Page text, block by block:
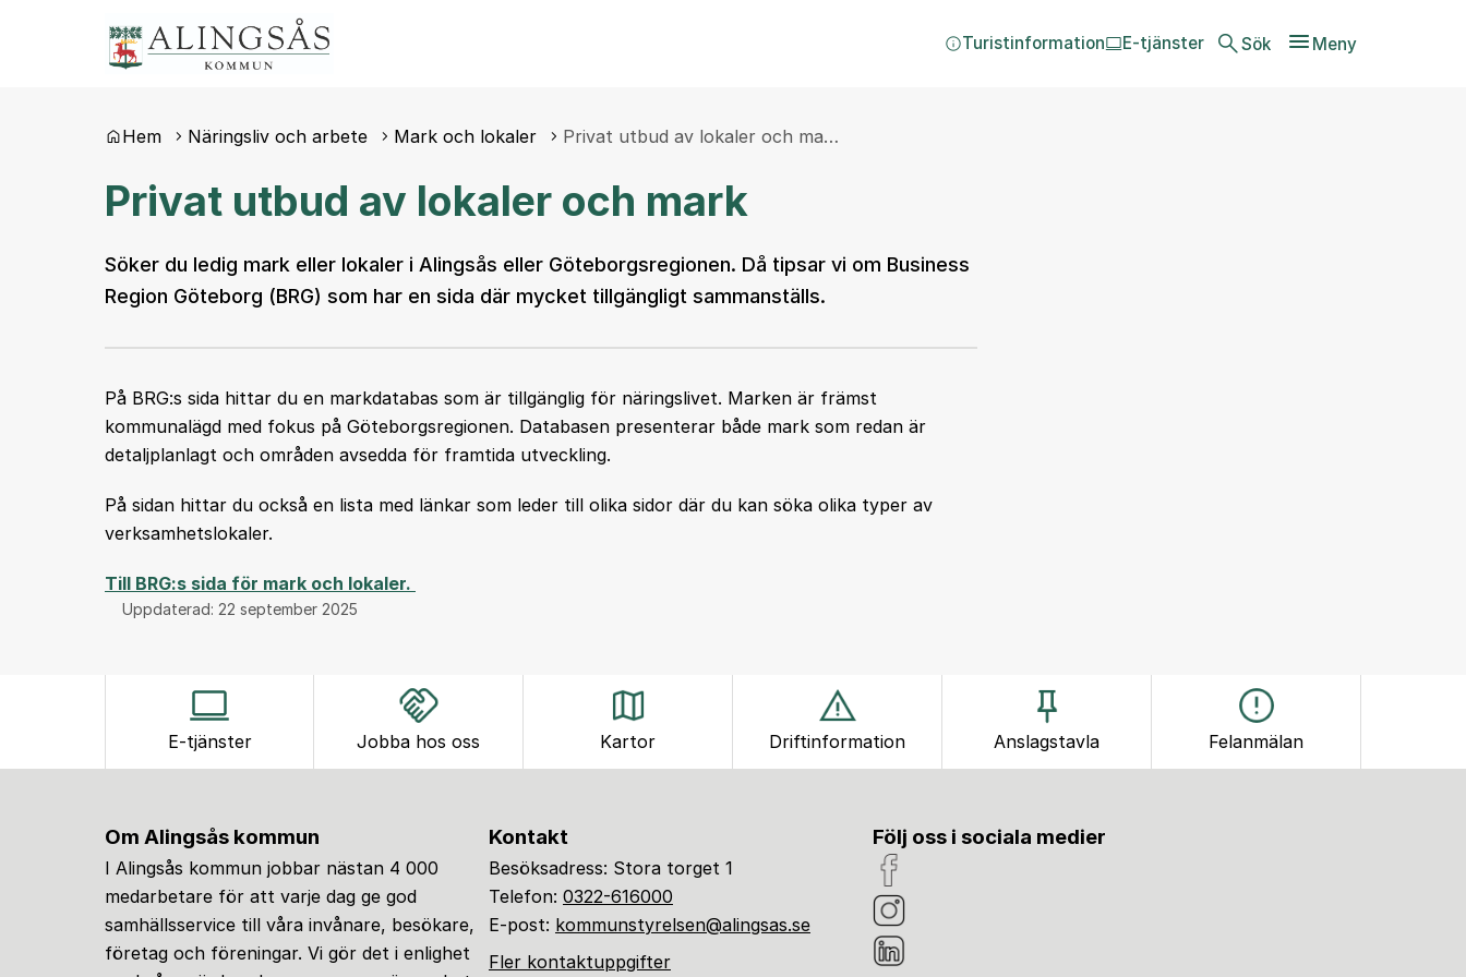
Sök Meny
Turistinformation E-tjänster
Du är här:
Hem Näringsliv och arbete Mark och lokaler Privat utbud av lokaler och ma…
Privat utbud av lokaler och mark
Söker du ledig mark eller lokaler i Alingsås eller Göteborgsregionen. Då tipsar vi om Business
Region Göteborg (BRG) som har en sida där mycket tillgängligt sammanställs.
På BRG:s sida hittar du en markdatabas som är tillgänglig för näringslivet. Marken är främst
kommunalägd med fokus på Göteborgsregionen. Databasen presenterar både mark som redan är
detaljplanlagt och områden avsedda för framtida utveckling.
På sidan hittar du också en lista med länkar som leder till olika sidor där du kan söka olika typer av
verksamhetslokaler.
Till BRG:s sida för mark och lokaler.
Uppdaterad: 22 september 2025
E-tjänster Jobba hos oss Kartor Driftinformation Anslagstavla Felanmälan
Om Alingsås kommun
I Alingsås kommun jobbar nästan 4 000
medarbetare för att varje dag ge god
samhällsservice till våra invånare, besökare,
företag och föreningar. Vi gör det i enlighet
Kontakt
Besöksadress: Stora torget 1
Telefon: 0322-616000
E-post: kommunstyrelsen@alingsas.se
Fler kontaktuppgifter
Följ oss i sociala medier